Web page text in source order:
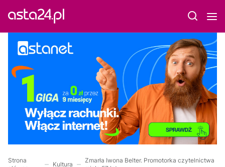
Strona
Kultura
Zmarła Iwona Belter. Promotorka czytelnictwa